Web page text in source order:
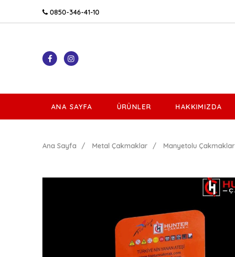
0850-346-41-10
ANA SAYFA ÜRÜNLER HAKKIMIZDA
Ana Sayfa Metal Çakmaklar Manyetolu Çakmaklar